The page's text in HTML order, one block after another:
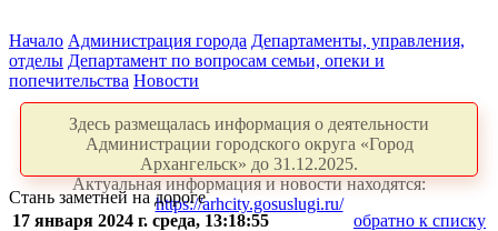
Начало Администрация города Департаменты, управления,
отделы Департамент по вопросам семьи, опеки и
попечительства Новости
Здесь размещалась информация о деятельности
Администрации городского округа «Город
Архангельск» до 31.12.2025.
Актуальная информация и новости находятся:
https://arhcity.gosuslugi.ru/
Стань заметней на дороге
17 января 2024 г. среда, 13:18:55
обратно к списку